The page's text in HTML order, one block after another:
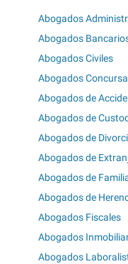
Abogados
Abogados
Abogados Civiles
Abogados
Abogados de
Abogados de
Abogados de
Abogados de
Abogados de
Abogados de
Abogados Fiscales
Abogados
Abogados